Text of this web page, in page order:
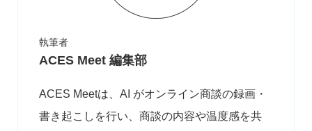
執筆者
ACES Meet 編集部
ACES Meetは、AI がオンライン商談の録画・
書き起こしを行い、商談の内容や温度感を共